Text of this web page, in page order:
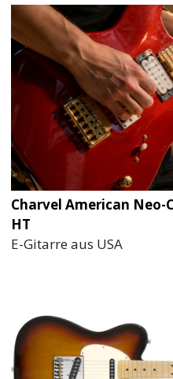
Charvel American Neo-
HT
E-Gitarre aus USA